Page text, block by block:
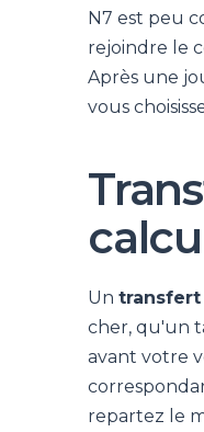
N7 est peu
rejoindre le
Après une
vous
Un transfert
cher, qu'un
avant votre
repartez le